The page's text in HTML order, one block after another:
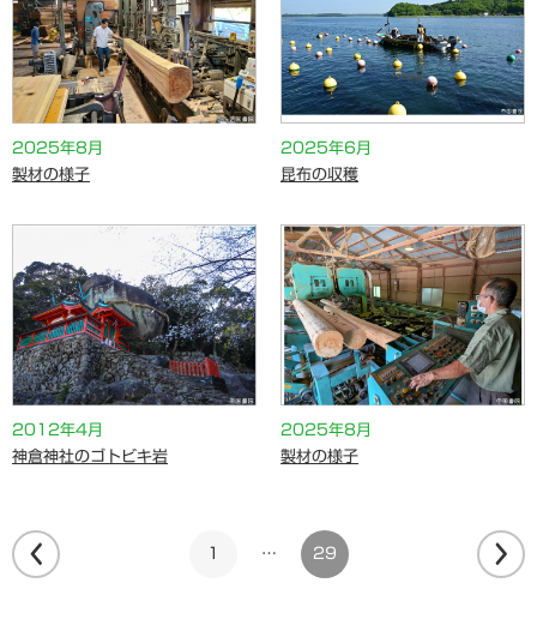
2025年8月
製材の様子
2025年6月
昆布の収穫
2012年4月
神倉神社のゴトビキ岩
2025年8月
製材の様子
… 29